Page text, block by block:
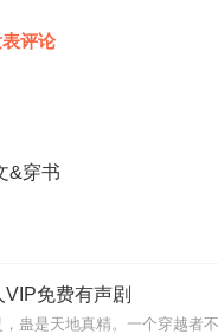
评论
&穿书
免费有声剧